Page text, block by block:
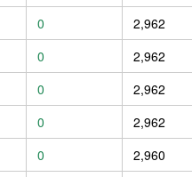
0 2,962
0 2,962
0 2,962
0 2,962
0 2,960